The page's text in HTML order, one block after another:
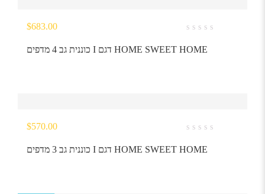
out
$683.00
כוננית גב 4 מדפים I דגם HOME SWEET HOME
out
$570.00
כוננית גב 3 מדפים I דגם HOME SWEET HOME